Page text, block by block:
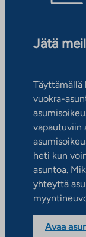
Jätä
Täyttämällä
vuokra-
vapautuviin
heti kun
asuntoa.
yhteyttä
Avaa